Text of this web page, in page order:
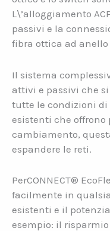
L\’alloggiamento
passivi e la
fibra ottica ad
Il sistema
attivi e passivi che
tutte le condizioni
esistenti che offrono
cambiamento,
espandere le reti.
PerCONNECT®
facilmente in
esistenti e il
esempio: il